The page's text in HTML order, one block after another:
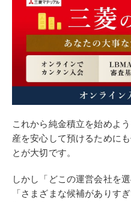
これから純金積立を始めよ
産を安心して預けるために
とが大切です。
しかし「どこの運営会社を
「さまざまな候補がありす